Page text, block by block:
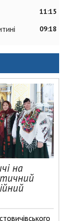
11:15
09:18
на